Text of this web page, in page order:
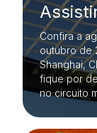
Confira a
outubro de
Shanghai,
fique por
no circuito